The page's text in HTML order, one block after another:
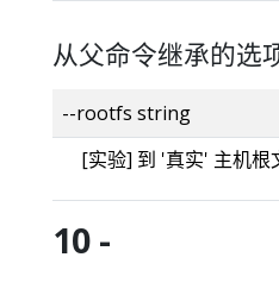
从父命令继承的选
--rootfs string
[实验] 到 '真实' 主机根
10 -